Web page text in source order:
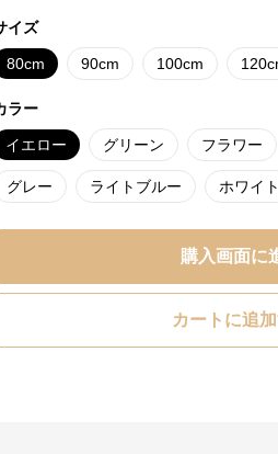
イズ
80cm 90cm 100cm
ラー
イエロー グリーン フラワー
グレー ライトブルー ホワイト
購入画面に
カートに追